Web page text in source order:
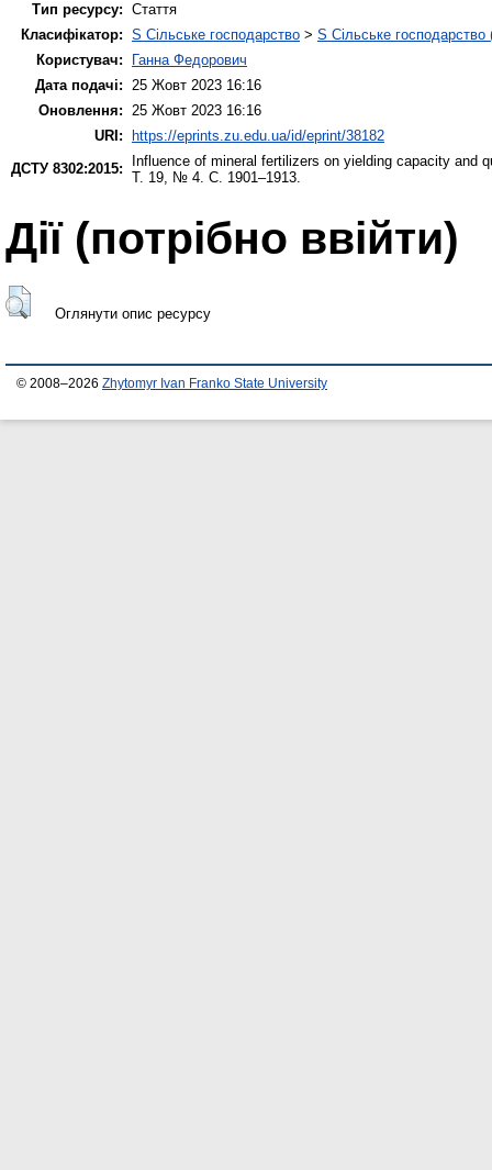
Тип ресурсу: Стаття
Класифікатор: S Сільське господарство > S Сільське господарство
Користувач:
Ганна Федорович
Дата подачі: 25 Жовт 2023 16:16
Оновлення: 25 Жовт 2023 16:16
URI:
https://eprints.zu.edu.ua/id/eprint/38182
ДСТУ 8302:2015:
Influence of mineral fertilizers on yielding capacity and
Т. 19, № 4. С. 1901–1913.
Дії ​​(потрібно ввійти)
Оглянути опис ресурсу
© 2008–2026 Zhytomyr Ivan Franko State University